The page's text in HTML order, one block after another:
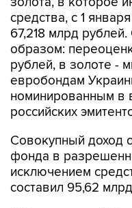
средства, с 1
67,218 млрд
образом:
рублей, в золоте -
евробондам
номинированным в
российских
Совокупный доход
фонда в
исключением
составил 95,62